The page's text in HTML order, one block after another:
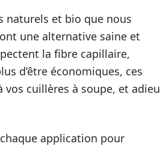
naturels et bio que nous
une alternative saine et
la fibre capillaire,
d’être économiques, ces
cuillères à soupe, et adieu
application pour